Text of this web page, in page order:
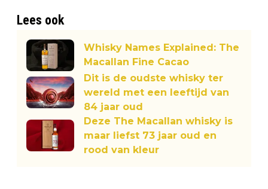
Lees ook
Whisky Names Explained: The
Macallan Fine Cacao
Dit is de oudste whisky ter
wereld met een leeftijd van
84 jaar oud
Deze The Macallan whisky is
maar liefst 73 jaar oud en
rood van kleur